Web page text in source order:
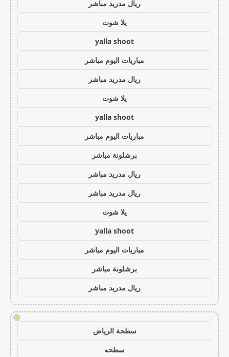
ريال مدريد مباشر
يلا شوت
yalla shoot
مباريات اليوم مباشر
ريال مدريد مباشر
يلا شوت
yalla shoot
مباريات اليوم مباشر
برشلونة مباشر
ريال مدريد مباشر
ريال مدريد مباشر
يلا شوت
yalla shoot
مباريات اليوم مباشر
برشلونة مباشر
ريال مدريد مباشر
!
سطحة الرياض
سطحه